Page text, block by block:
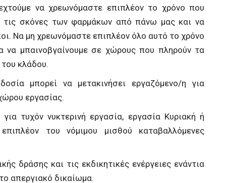
να χρεωνόμαστε επιπλέον το χρόνο που
τις σκόνες των φαρμάκων από πάνω μας και να
Να μη χρεωνόμαστε επιπλέον όλο αυτό το χρόνο
να μπαινοβγαίνουμε σε χώρους που πληρούν τα
κλάδου.
μπορεί να μετακινήσει εργαζόμενο/η για
εργασίας.
τυχόν νυκτερινή εργασία, εργασία Κυριακή ή
του νόμιμου μισθού καταβαλλόμενες
δράσης και τις εκδικητικές ενέργειες ενάντια
απεργιακό δικαίωμα.